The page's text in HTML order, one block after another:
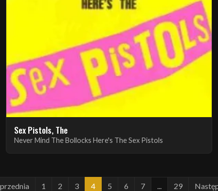
Sex Pistols, The
Never Mind The Bollocks Here's The Sex Pistols
1 2 3 4 5 6 7 29